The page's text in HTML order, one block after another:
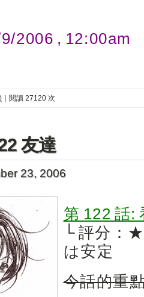
2006 , 12:00am
｜閱讀 27120 次
友達
23, 2006
第 122 話:
└ 評分
は安定
今話的重